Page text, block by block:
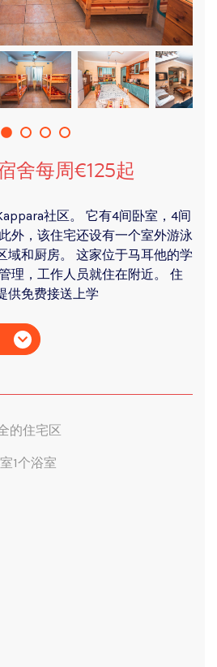
舍每周€125起
社区。 它有4间卧室，4间
外，该住宅还设有一个室外游泳
域和厨房。 这家位于马耳他的学
理，工作人员就住在附近。 住
供免费接送上学
的住宅区
1个浴室